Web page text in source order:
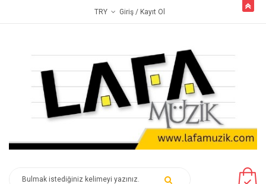
TRY Giriş / Kayıt Ol